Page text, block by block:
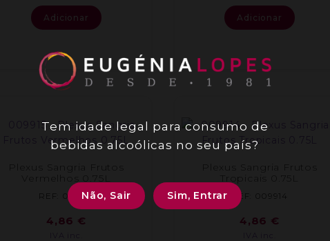
Adicionar Adicionar
Plexus Sangria Frutos
Vermelhos 0.75L
REF: 009915
4,86 €
Plexus Sangria Frutos
Tropicais 0.75L
REF: 009914
4,86 €
Tem idade legal para consumo de
bebidas alcoólicas no seu país?
Não, Sair Sim, Entrar